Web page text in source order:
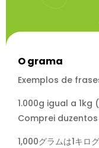
O grama
Exemplos de
1.000g igual a
Comprei
1,000グラムは1キロ